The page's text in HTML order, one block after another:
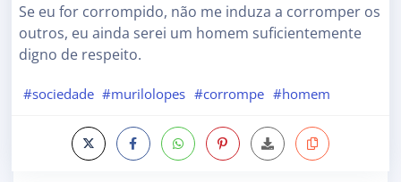
Se eu for corrompido, não me induza a corromper os
outros, eu ainda serei um homem suficientemente
digno de respeito.
#sociedade #murilolopes #corrompe #homem